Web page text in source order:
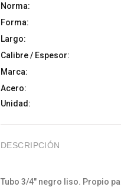
Norma:
Forma:
Largo:
Calibre / Espesor:
Marca:
Acero:
Unidad:
DESCRIPCIÓN
Tubo 3/4" negro liso. Propio